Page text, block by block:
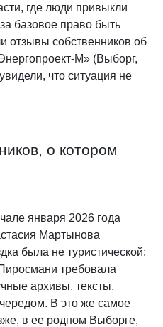
где люди привыкли
базовое право быть
собственников об
М» (Выборг,
что ситуация не
о котором
января 2026 года
Мартынова
была не туристической:
требовала
архивы, тексты,
В это же самое
в ее родном Выборге,